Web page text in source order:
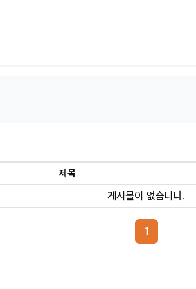
제목
게시물이 없습니다.
1